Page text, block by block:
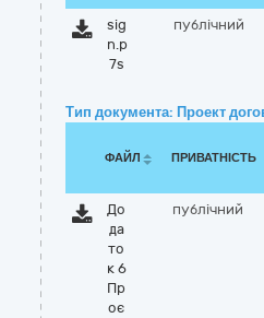
sig
n.p
7s
публічний
Тип документа: Проект
ФАЙЛ ПРИВАТНІСТЬ
До
да
то
к 6
Пр
оє
публічний